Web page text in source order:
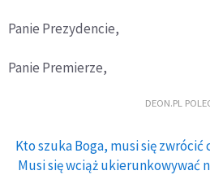
Panie Prezydencie,
Panie Premierze,
DEON.PL
Kto szuka Boga, musi się
Musi się wciąż ukierunkowywać